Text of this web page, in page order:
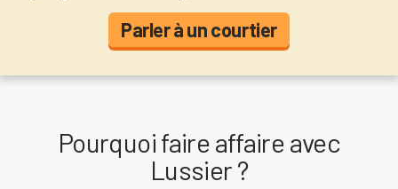
Parler à un courtier
Pourquoi faire affaire avec
Lussier ?